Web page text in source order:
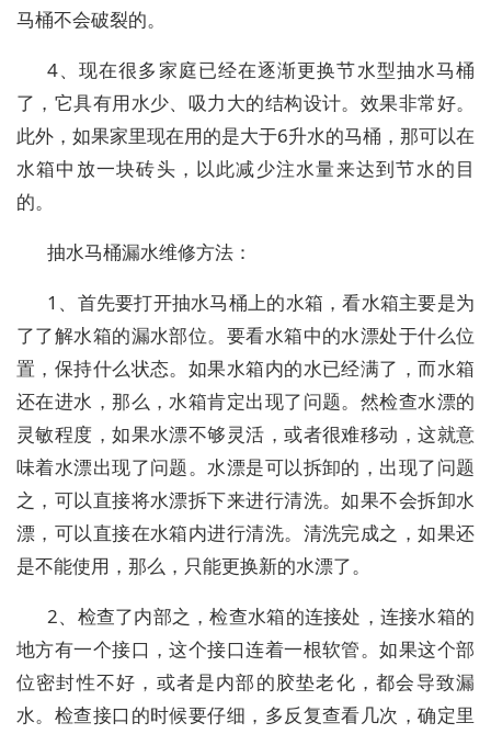
马桶不会破裂的。
4、现在很多家庭已经在逐渐更换节水型抽水马桶
了，它具有用水少、吸力大的结构设计。效果非常好。
此外，如果家里现在用的是大于6升水的马桶，那可以在
水箱中放一块砖头，以此减少注水量来达到节水的目
的。
抽水马桶漏水维修方法：
1、首先要打开抽水马桶上的水箱，看水箱主要是为
了了解水箱的漏水部位。要看水箱中的水漂处于什么位
置，保持什么状态。如果水箱内的水已经满了，而水箱
还在进水，那么，水箱肯定出现了问题。然检查水漂的
灵敏程度，如果水漂不够灵活，或者很难移动，这就意
味着水漂出现了问题。水漂是可以拆卸的，出现了问题
之，可以直接将水漂拆下来进行清洗。如果不会拆卸水
漂，可以直接在水箱内进行清洗。清洗完成之，如果还
是不能使用，那么，只能更换新的水漂了。
2、检查了内部之，检查水箱的连接处，连接水箱的
地方有一个接口，这个接口连着一根软管。如果这个部
位密封性不好，或者是内部的胶垫老化，都会导致漏
水。检查接口的时候要仔细，多反复查看几次，确定里